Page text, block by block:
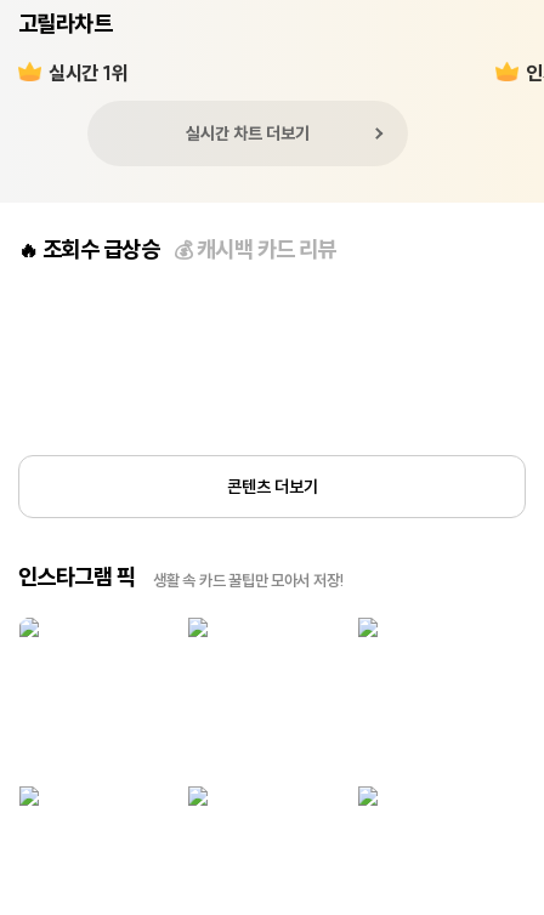
고릴라차트
실시간 1위
실시간 차트 더보기
🔥 조회수 급상승 💰캐시백 카드 리뷰
콘텐츠 더보기
인스타그램 픽 생활 속 카드 꿀팁만 모아서 저장!